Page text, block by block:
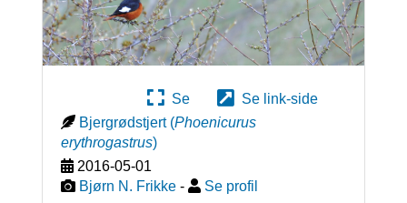
Se
Se link-side
Bjergrødstjert (Phoenicurus
erythrogastrus)
2016-05-01
Bjørn N. Frikke - Se profil